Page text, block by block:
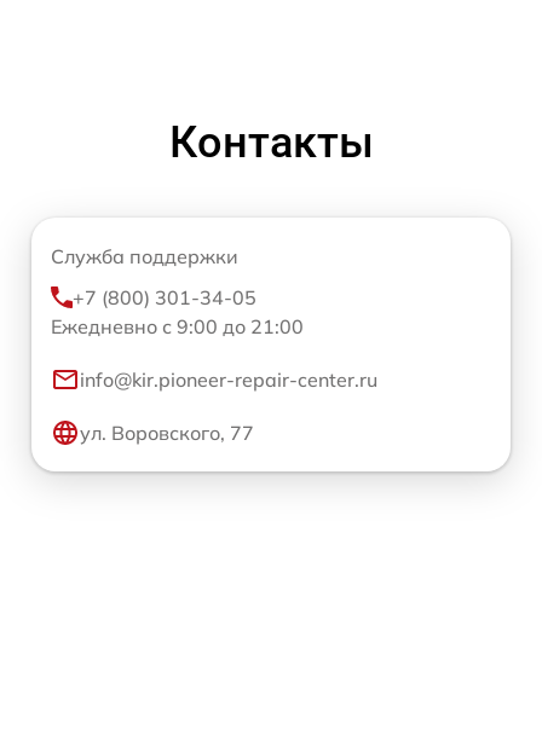
Контакты
Служба поддержки
+7 (800) 301-34-05
Ежедневно с 9:00 до 21:00
info@kir.pioneer-repair-center.ru
ул. Воровского, 77